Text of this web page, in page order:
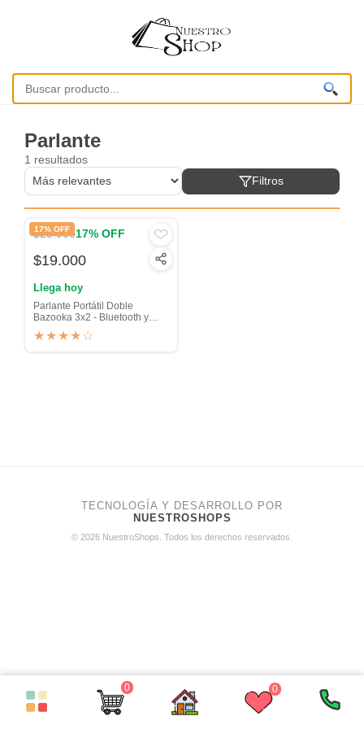
0 0
Parlante
1 resultados
Filtros
17% OFF
$23.00017% OFF
$19.000
Llega hoy
Parlante Portátil Doble
Bazooka 3x2 - Bluetooth y
Radio FM
★★★★☆
TECNOLOGÍA Y DESARROLLO POR
NUESTROSHOPS
© 2026 NuestroShops. Todos los derechos reservados.